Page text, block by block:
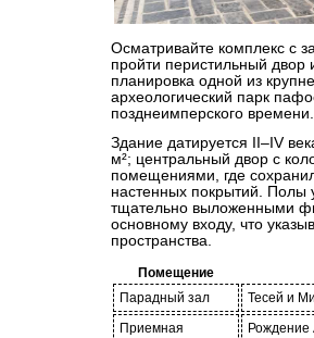
Осматривайте комплекс с
пройти перистильный двор
планировка одной из
археологический парк
позднеимперского времени.
Здание датируется II–IV
м²; центральный двор с
помещениями, где
настенных покрытий.
тщательно выложенными
основному входу, что
пространства.
Помещение
Парадный зал
Тесей и
Приемная
Рождение